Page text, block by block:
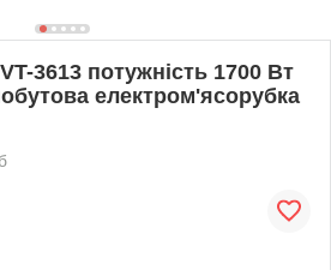
3613 потужність 1700 Вт
електром'ясорубка